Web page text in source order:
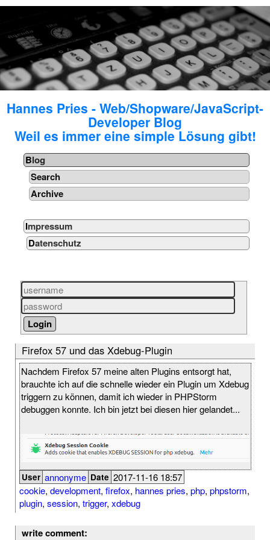
Hannes Pries - Web/Shopware/JavaScript-
Developer Blog
Weil es immer eine simple Lösung gibt!
Blog
Search
Archive
Impressum
Datenschutz
Firefox 57 und das Xdebug-Plugin
Nachdem Firefox 57 meine alten Plugins entsorgt hat,
brauchte ich auf die schnelle wieder ein Plugin um Xdebug
triggern zu können, damit ich wieder in PHPStorm
debuggen konnte. Ich bin jetzt bei diesen hier gelandet...
User annonyme Date 2017-11-16 18:57
cookie, development, firefox, hannes pries, php, phpstorm,
plugin, session, trigger, xdebug
write comment: